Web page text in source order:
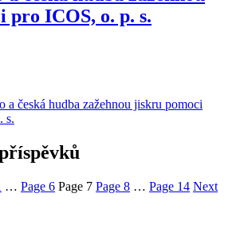
pro ICOS, o. p. s.
… Page 6 Page 7 Page 8 … Page 14 Next